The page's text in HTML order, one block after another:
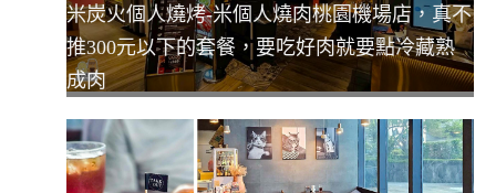
米炭火個人燒烤-米個人燒肉桃園機場店，真不
推300元以下的套餐，要吃好肉就要點冷藏熟
成肉